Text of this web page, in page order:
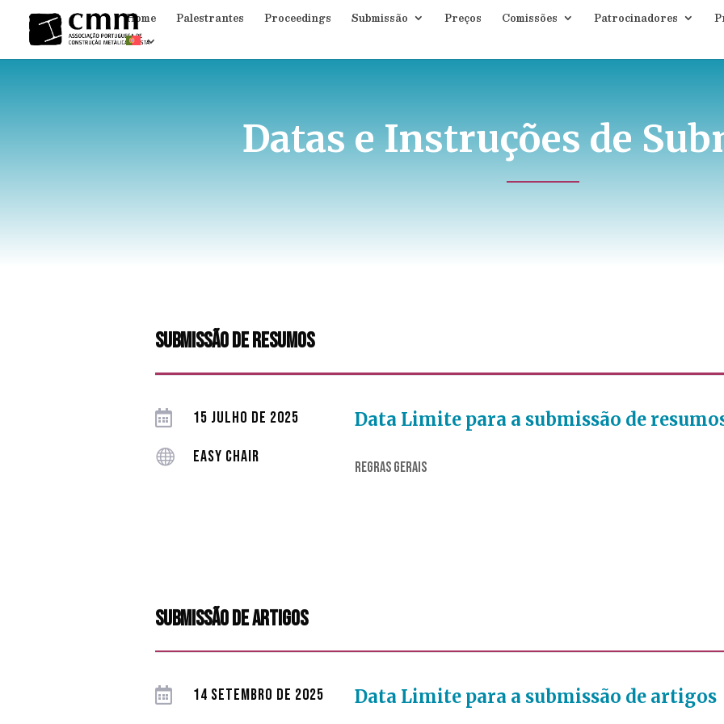
Home Palestrantes Proceedings Submissão Preços Comissões Patrocinadores
Datas e Instruções de
submissão de resumos
 15 JULHO DE 2025
 EASY CHAIR
Data Limite para a submissão de
REGRAS GERAIS
submissão de artigos
 14 SETEMBRO DE 2025 Data Limite para a submissão de artigos